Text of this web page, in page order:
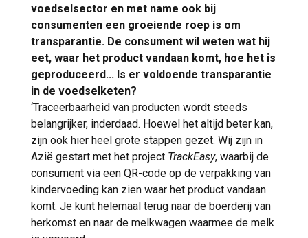
voedselsector en met name ook bij
consumenten een groeiende roep is om
transparantie. De consument wil weten wat hij
eet, waar het product vandaan komt, hoe het is
geproduceerd... Is er voldoende transparantie
in de voedselketen?
‘Traceerbaarheid van producten wordt steeds
belangrijker, inderdaad. Hoewel het altijd beter kan,
zijn ook hier heel grote stappen gezet. Wij zijn in
Azië gestart met het project TrackEasy, waarbij de
consument via een QR-code op de verpakking van
kindervoeding kan zien waar het product vandaan
komt. Je kunt helemaal terug naar de boerderij van
herkomst en naar de melkwagen waarmee de melk